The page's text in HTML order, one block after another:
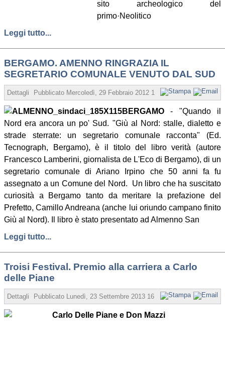
sito archeologico del
primo·Neolitico
Leggi tutto...
BERGAMO. AMENNO RINGRAZIA IL
SEGRETARIO COMUNALE VENUTO DAL SUD
Dettagli Pubblicato Mercoledì, 29 Febbraio 2012 17:55 Scritto da
BERGAMO - "Quando il
Nord era ancora un po' Sud. "Giù al Nord: stalle, dialetto e
strade sterrate: un segretario comunale racconta" (Ed.
Tecnograph, Bergamo), è il titolo del libro verità (autore
Francesco Lamberini, giornalista de L'Eco di Bergamo), di un
segretario comunale di Ariano Irpino che 50 anni fa fu
assegnato a un Comune del Nord. Un libro che ha suscitato
curiosità a Bergamo tanto da meritare la prefazione del
Prefetto, Camillo Andreana (anche lui oriundo campano finito
Giù al Nord). Il libro è stato presentato ad Almenno San
Leggi tutto...
Troisi Festival. Premio alla carriera a Carlo
delle Piane
Dettagli Pubblicato Lunedì, 23 Settembre 2013 16:31 Scritto da Floriana